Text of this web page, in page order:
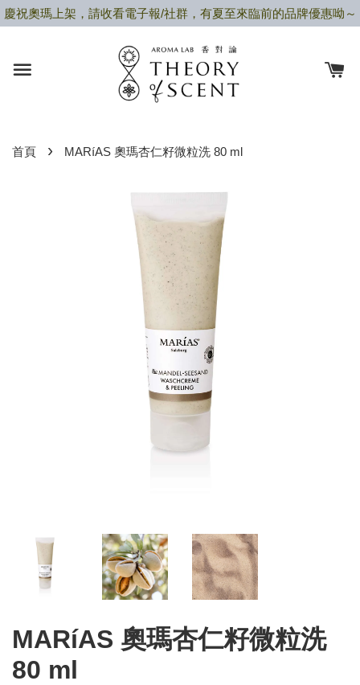
慶祝奧瑪上架，請收看電子報/社群，有夏至來臨前的品牌優惠呦～
首頁 › MARíAS 奧瑪杏仁籽微粒洗 80 ml
MARíAS 奧瑪杏仁籽微粒洗
80 ml